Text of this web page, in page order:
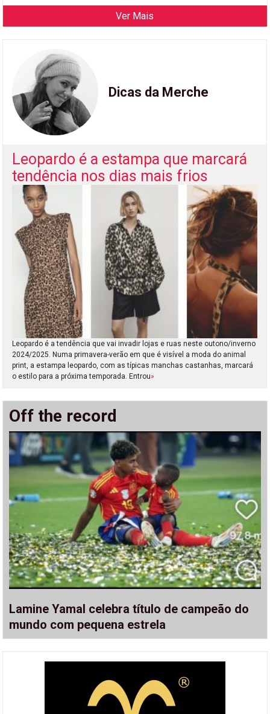
Ver Mais
Dicas da Merche
Leopardo é a estampa que marcará
tendência nos dias mais frios
Leopardo é a tendência que vai invadir lojas e ruas neste outono/inverno
2024/2025. Numa primavera-verão em que é visível a moda do animal
print, a estampa leopardo, com as típicas manchas castanhas, marcará
o estilo para a próxima temporada. Entrou»
Off the record
Lamine Yamal celebra título de campeão do
mundo com pequena estrela